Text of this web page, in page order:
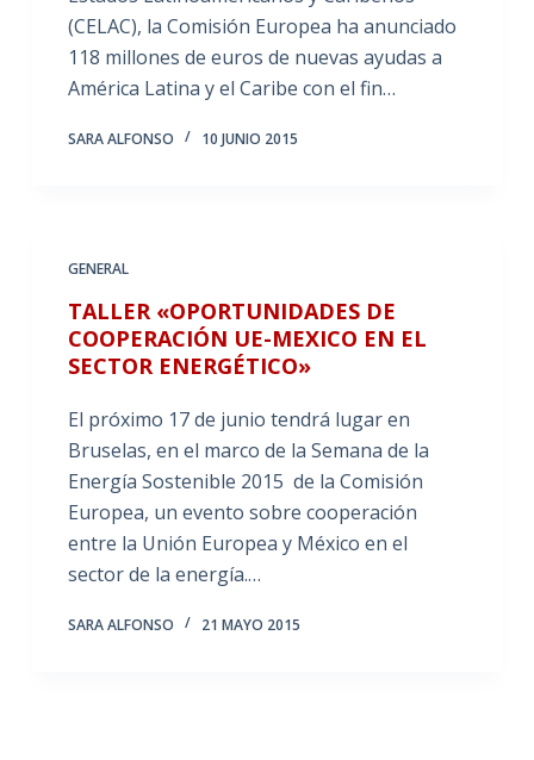
(CELAC), la Comisión Europea ha anunciado
118 millones de euros de nuevas ayudas a
América Latina y el Caribe con el fin…
SARA ALFONSO 10 JUNIO 2015
GENERAL
TALLER «OPORTUNIDADES DE
COOPERACIÓN UE-MEXICO EN EL
SECTOR ENERGÉTICO»
El próximo 17 de junio tendrá lugar en
Bruselas, en el marco de la Semana de la
Energía Sostenible 2015 de la Comisión
Europea, un evento sobre cooperación
entre la Unión Europea y México en el
sector de la energía.…
SARA ALFONSO 21 MAYO 2015